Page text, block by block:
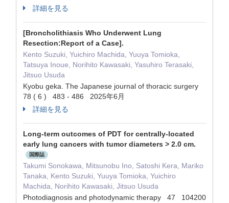
詳細を見る
[Broncholithiasis Who Underwent Lung
Resection:Report of a Case].
Kento Suzuki, Yuichiro Machida, Yuuya Tomioka,
Tatsuya Inoue, Norihito Kawasaki, Yasuhiro Terasaki,
Jitsuo Usuda
Kyobu geka. The Japanese journal of thoracic surgery
78 ( 6 ) 483 - 486 2025年6月
詳細を見る
Long-term outcomes of PDT for centrally-located
early lung cancers with tumor diameters > 2.0 cm.
国際誌
Takumi Sonokawa, Mitsunobu Ino, Satoshi Kera, Mariko
Tanaka, Kento Suzuki, Yuuya Tomioka, Yuichiro
Machida, Norihito Kawasaki, Jitsuo Usuda
Photodiagnosis and photodynamic therapy 47 104200